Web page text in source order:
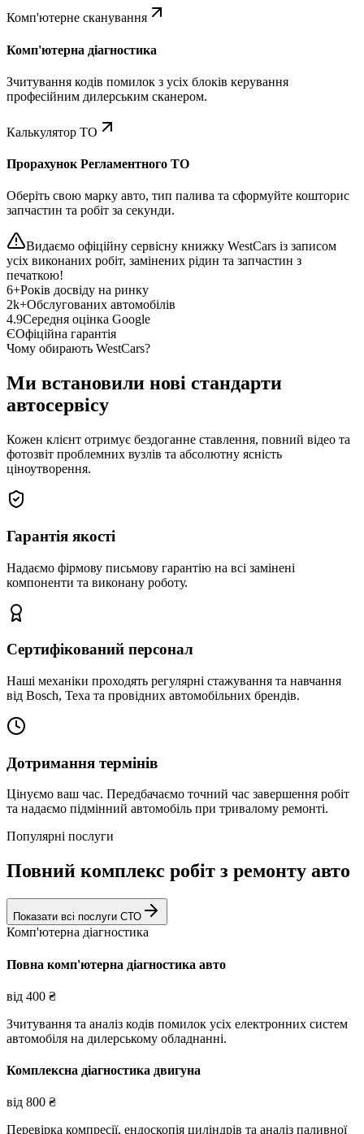
Комп'ютерне сканування
Комп'ютерна діагностика
Зчитування кодів помилок з усіх блоків керування
професійним дилерським сканером.
Калькулятор ТО
Прорахунок Регламентного ТО
Оберіть свою марку авто, тип палива та сформуйте кошторис
запчастин та робіт за секунди.
Видаємо офіційну сервісну книжку WestCars із записом
усіх виконаних робіт, замінених рідин та запчастин з
печаткою!
6+Років досвіду на ринку
2k+Обслугованих автомобілів
4.9Середня оцінка Google
ЄОфіційна гарантія
Чому обирають WestCars?
Ми встановили нові стандарти
автосервісу
Кожен клієнт отримує бездоганне ставлення, повний відео та
фотозвіт проблемних вузлів та абсолютну ясність
ціноутворення.
Гарантія якості
Надаємо фірмову письмову гарантію на всі замінені
компоненти та виконану роботу.
Сертифікований персонал
Наші механіки проходять регулярні стажування та навчання
від Bosch, Texa та провідних автомобільних брендів.
Дотримання термінів
Цінуємо ваш час. Передбачаємо точний час завершення робіт
та надаємо підмінний автомобіль при тривалому ремонті.
Популярні послуги
Повний комплекс робіт з ремонту авто
Показати всі послуги СТО
Комп'ютерна діагностика
Повна комп'ютерна діагностика авто
від 400 ₴
Зчитування та аналіз кодів помилок усіх електронних систем
автомобіля на дилерському обладнанні.
Комплексна діагностика двигуна
від 800 ₴
Перевірка компресії, ендоскопія циліндрів та аналіз паливної